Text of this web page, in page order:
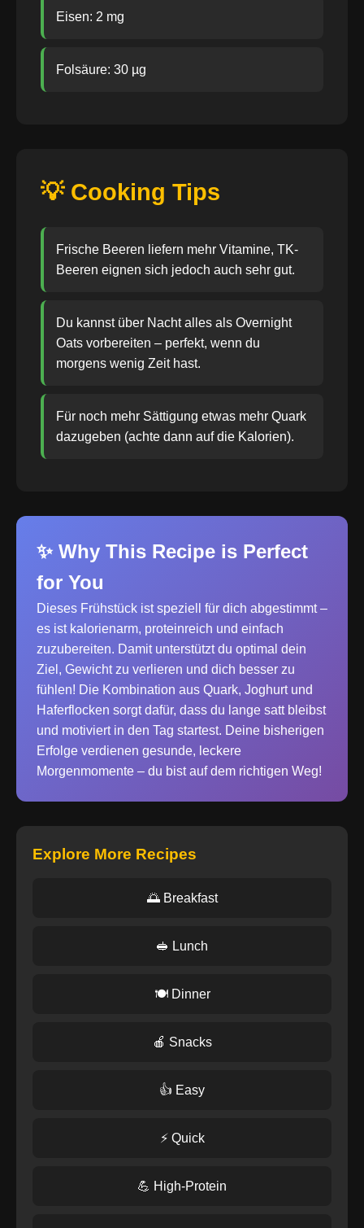
Eisen: 2 mg
Folsäure: 30 µg
💡 Cooking Tips
Frische Beeren liefern mehr Vitamine, TK-
Beeren eignen sich jedoch auch sehr gut.
Du kannst über Nacht alles als Overnight
Oats vorbereiten – perfekt, wenn du
morgens wenig Zeit hast.
Für noch mehr Sättigung etwas mehr Quark
dazugeben (achte dann auf die Kalorien).
✨ Why This Recipe is Perfect
for You
Dieses Frühstück ist speziell für dich abgestimmt –
es ist kalorienarm, proteinreich und einfach
zuzubereiten. Damit unterstützt du optimal dein
Ziel, Gewicht zu verlieren und dich besser zu
fühlen! Die Kombination aus Quark, Joghurt und
Haferflocken sorgt dafür, dass du lange satt bleibst
und motiviert in den Tag startest. Deine bisherigen
Erfolge verdienen gesunde, leckere
Morgenmomente – du bist auf dem richtigen Weg!
Explore More Recipes
🌅 Breakfast
🥪 Lunch
🍽️ Dinner
🍎 Snacks
👍 Easy
⚡ Quick
💪 High-Protein